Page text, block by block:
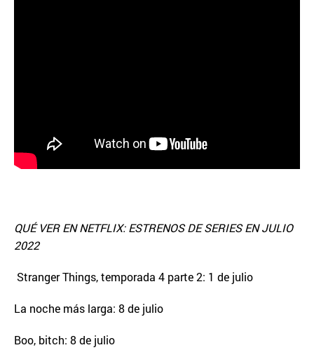
QUÉ VER EN NETFLIX: ESTRENOS DE SERIES EN JULIO
2022
Stranger Things, temporada 4 parte 2: 1 de julio
La noche más larga: 8 de julio
Boo, bitch: 8 de julio